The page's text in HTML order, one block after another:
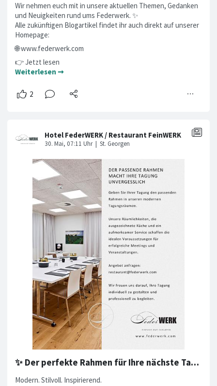
Wir nehmen euch mit in unsere aktuellen Themen, Gedanken
und Neuigkeiten rund ums Federwerk. ✨
Alle zukünftigen Blogartikel findet ihr auch direkt auf unserer
Homepage:
🌐 www.federwerk.com
👉 Jetzt lesen
Weiterlesen ➞
✨ Der perfekte Rahmen für Ihre nächste Tagung ✨
Modern. Stilvoll. Inspirierend.